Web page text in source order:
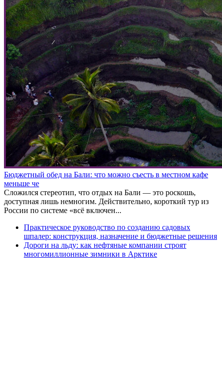
Бюджетный обед на Бали: что можно съесть в местном кафе
меньше че
Сложился стереотип, что отдых на Бали — это роскошь,
доступная лишь немногим. Действительно, короткий тур из
России по системе «всё включен...
Практическое руководство по созданию садовых
шпалер: конструкция, назначение и бюджетные решения
Дороги на льду: как нефтяные компании строят
многомиллионные зимники в Арктике